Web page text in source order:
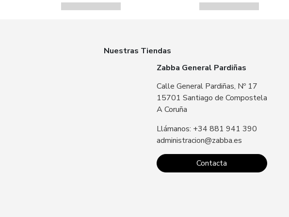
Nuestras Tiendas
Zabba General Pardiñas
Calle General Pardiñas, Nº 17
15701 Santiago de Compostela
A Coruña
Llámanos: +34 881 941 390
administracion@zabba.es
Contacta